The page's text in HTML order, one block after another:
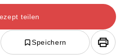
teilen
Speichern